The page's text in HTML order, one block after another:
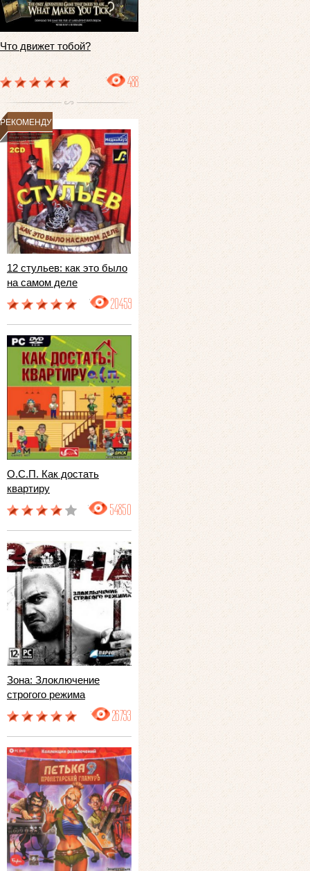
Что движет тобой?
488
РЕКОМЕНДУЕМ
12 стульев: как это было
на самом деле
20459
О.С.П. Как достать
квартиру
54850
Зона: Злоключение
строгого режима
26793